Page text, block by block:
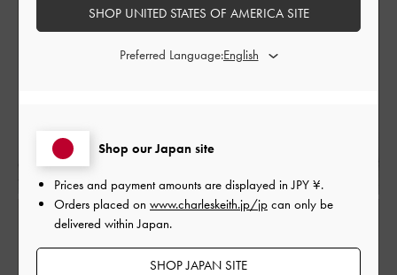
Shop our Japan site
Prices and payment amounts are displayed inJPY ¥.
Orders placed on www.charleskeith.jp/jp can only be
delivered within Japan.
SHOP JAPAN SITE
SHOP UNITED STATES OF AMERICA SITE
Preferred Language: